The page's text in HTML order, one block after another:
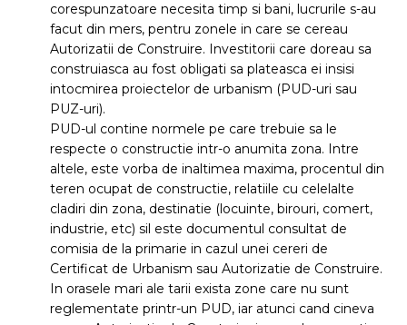
corespunzatoare necesita timp si bani, lucrurile s-au
facut din mers, pentru zonele in care se cereau
Autorizatii de Construire. Investitorii care doreau sa
construiasca au fost obligati sa plateasca ei insisi
intocmirea proiectelor de urbanism (PUD-uri sau
PUZ-uri).
PUD-ul contine normele pe care trebuie sa le
respecte o constructie intr-o anumita zona. Intre
altele, este vorba de inaltimea maxima, procentul din
teren ocupat de constructie, relatiile cu celelalte
cladiri din zona, destinatie (locuinte, birouri, comert,
industrie, etc) sil este documentul consultat de
comisia de la primarie in cazul unei cereri de
Certificat de Urbanism sau Autorizatie de Construire.
In orasele mari ale tarii exista zone care nu sunt
reglementate printr-un PUD, iar atunci cand cineva